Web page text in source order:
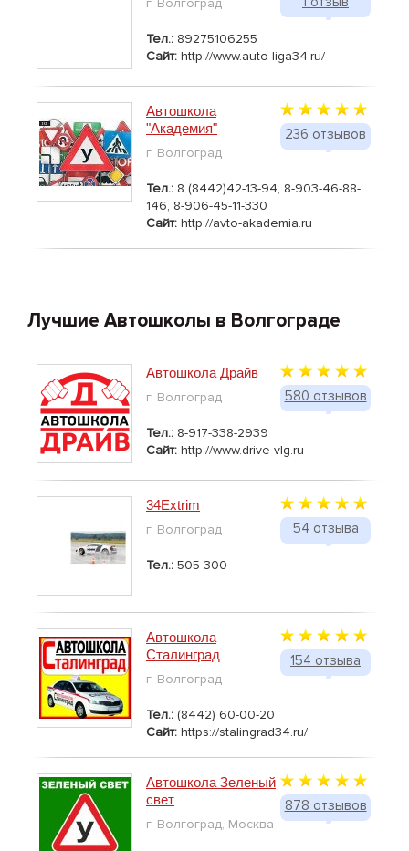
г. Волгоград
Тел.: 89275106255
Сайт: http://www.auto-liga34.ru/
236 отзывов
Автошкола
"Академия"
г. Волгоград
Тел.: 8 (8442)42-13-94, 8-903-46-88-
146, 8-906-45-11-330
Сайт: http://avto-akademia.ru
Лучшие Автошколы в Волгограде
580 отзывов
Автошкола Драйв
г. Волгоград
Тел.: 8-917-338-2939
Сайт: http://www.drive-vlg.ru
54 отзыва
34Extrim
г. Волгоград
Тел.: 505-300
154 отзыва
Автошкола
Сталинград
г. Волгоград
Тел.: (8442) 60-00-20
Сайт: https://stalingrad34.ru/
878 отзывов
Автошкола Зеленый
свет
г. Волгоград, Москва